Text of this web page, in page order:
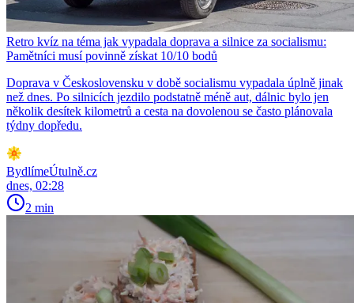
Retro kvíz na téma jak vypadala doprava a silnice za socialismu:
Pamětníci musí povinně získat 10/10 bodů
Doprava v Československu v době socialismu vypadala úplně jinak
než dnes. Po silnicích jezdilo podstatně méně aut, dálnic bylo jen
několik desítek kilometrů a cesta na dovolenou se často plánovala
týdny dopředu.
BydlímeÚtulně.cz
dnes, 02:28
2 min